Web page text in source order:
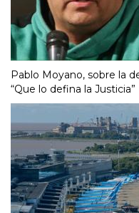
Pablo Moyano, sobre la
“Que lo defina la Justicia”